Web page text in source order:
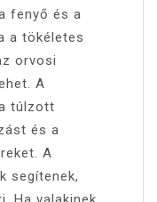
fenyő és a
a tökéletes
orvosi
A
túlzott
és a
A
segítenek,